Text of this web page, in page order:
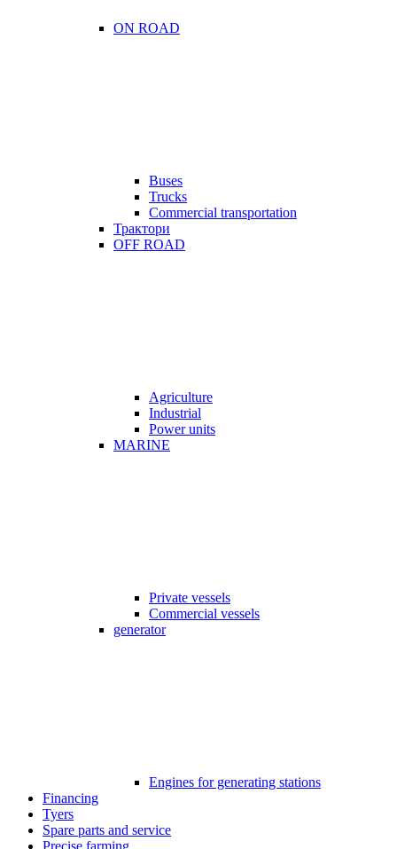
ON ROAD
Buses
Trucks
Commercial transportation
Трактори
OFF ROAD
Agriculture
Industrial
Power units
MARINE
Private vessels
Commercial vessels
generator
Engines for generating stations
Financing
Tyers
Spare parts and service
Precise farming